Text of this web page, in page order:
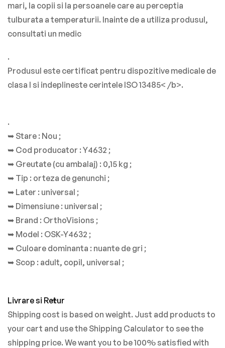
mari, la copii si la persoanele care au perceptia
tulburata a temperaturii. Inainte de a utiliza produsul,
consultati un medic
.
Produsul este certificat pentru dispozitive medicale de
clasa I si indeplineste cerintele ISO13485< /b>.
.
➥ Stare : Nou ;
➥ Cod producator : Y4632 ;
➥ Greutate (cu ambalaj) : 0,15 kg ;
➥ Tip : orteza de genunchi ;
➥ Later : universal ;
➥ Dimensiune : universal ;
➥ Brand : OrthoVisions ;
➥ Model : OSK-Y4632 ;
➥ Culoare dominanta : nuante de gri ;
➥ Scop : adult, copil, universal ;
Livrare si Retur
Shipping cost is based on weight. Just add products to
your cart and use the Shipping Calculator to see the
shipping price. We want you to be 100% satisfied with